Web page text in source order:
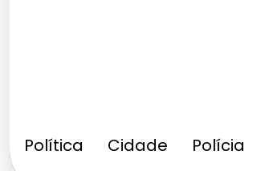
Política Cidade Polícia